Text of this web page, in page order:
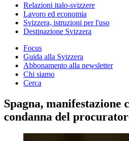
Relazioni italo-svizzere
Lavoro ed economia
Svizzera, istruzioni per l'uso
Destinazione Svizzera
Focus
Guida alla Svizzera
Abbonamento alla newsletter
Chi siamo
Cerca
Spagna, manifestazione
condanna del